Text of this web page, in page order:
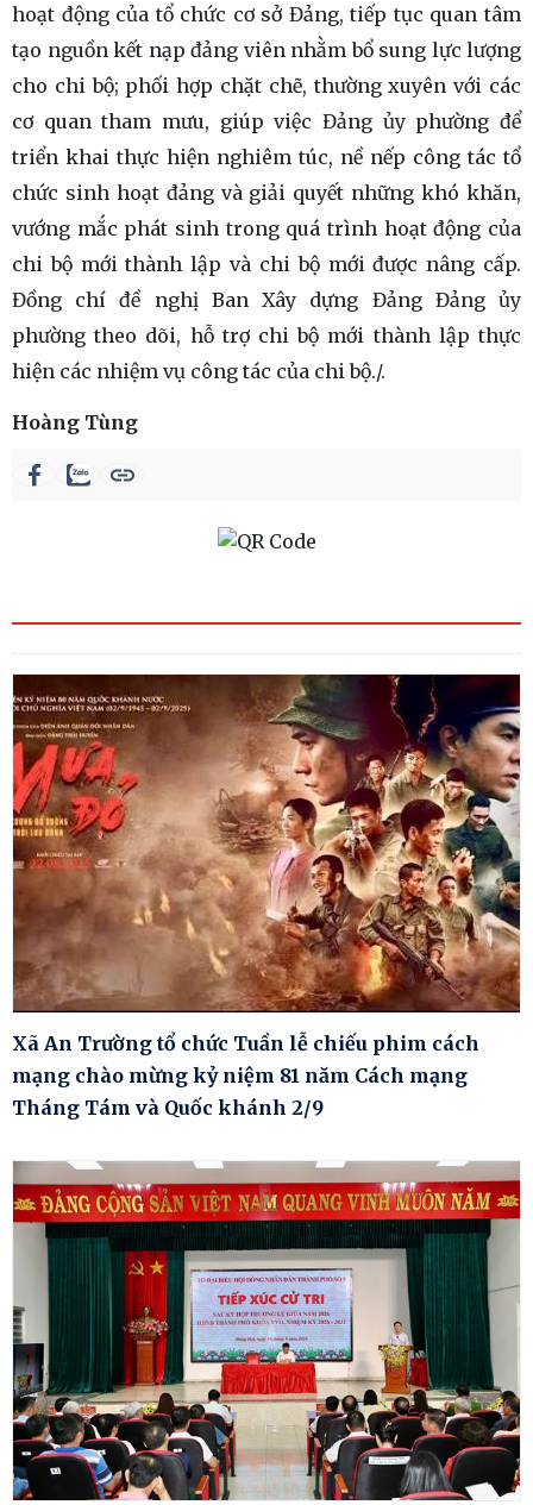
hoạt động của tổ chức cơ sở Đảng, tiếp tục quan tâm
tạo nguồn kết nạp đảng viên nhằm bổ sung lực lượng
cho chi bộ; phối hợp chặt chẽ, thường xuyên với các
cơ quan tham mưu, giúp việc Đảng ủy phường để
triển khai thực hiện nghiêm túc, nề nếp công tác tổ
chức sinh hoạt đảng và giải quyết những khó khăn,
vướng mắc phát sinh trong quá trình hoạt động của
chi bộ mới thành lập và chi bộ mới được nâng cấp.
Đồng chí đề nghị Ban Xây dựng Đảng Đảng ủy
phường theo dõi, hỗ trợ chi bộ mới thành lập thực
hiện các nhiệm vụ công tác của chi bộ./.
Hoàng Tùng
Xã An Trường tổ chức Tuần lễ chiếu phim cách
mạng chào mừng kỷ niệm 81 năm Cách mạng
Tháng Tám và Quốc khánh 2/9